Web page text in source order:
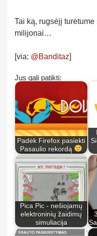
Tai ką, rugsėjį
milijonai…
[via: @Banditaz]
Jus gali patikti:
Padėk Firefox pasiekti
Pasaulio rekordą
Pica Pic - nešiojamų
elektroninių žaidimų
simuliacija